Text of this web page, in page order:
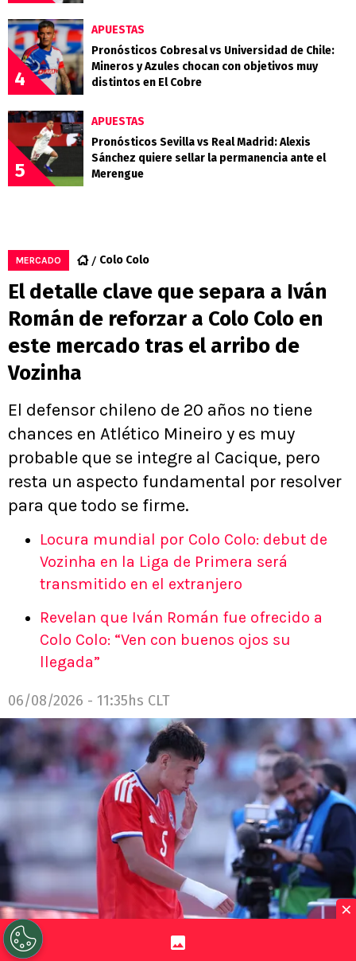
4
APUESTAS
Pronósticos Cobresal vs Universidad de Chile:
Mineros y Azules chocan con objetivos muy
distintos en El Cobre
5
APUESTAS
Pronósticos Sevilla vs Real Madrid: Alexis
Sánchez quiere sellar la permanencia ante el
Merengue
MERCADO Colo Colo
El detalle clave que separa a Iván
Román de reforzar a Colo Colo en
este mercado tras el arribo de
Vozinha
El defensor chileno de 20 años no tiene
chances en Atlético Mineiro y es muy
probable que se integre al Cacique, pero
resta un aspecto fundamental por resolver
para que todo se firme.
Locura mundial por Colo Colo: debut de
Vozinha en la Liga de Primera será
transmitido en el extranjero
Revelan que Iván Román fue ofrecido a
Colo Colo: “Ven con buenos ojos su
llegada”
06/08/2026 - 11:35hs CLT
©Carlos Rodrigues/Getty Images.
muchas chances de seguir su carrera en Colo Colo.
×